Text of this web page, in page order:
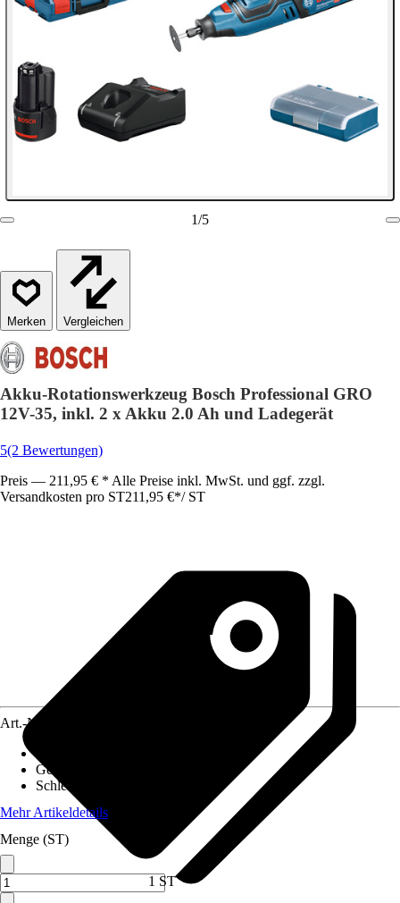
1/5
Vergleichen
Akku-Rotationswerkzeug Bosch Professional GRO
12V-35, inkl. 2 x Akku 2.0 Ah und Ladegerät
5(2 Bewertungen)
Preis — 211,95 € * Alle Preise inkl. MwSt. und ggf. zzgl.
Versandkosten pro ST211,95 €*/ ST
Art.-Nr.
Gewicht inkl. Akku
Schleifplattenmaß
Mehr Artikeldetails
Menge (ST)
1 ST